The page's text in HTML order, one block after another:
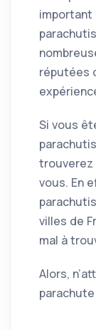
important
réputées
Si vous
trouverez
vous. En
villes de
mal à
Alors,